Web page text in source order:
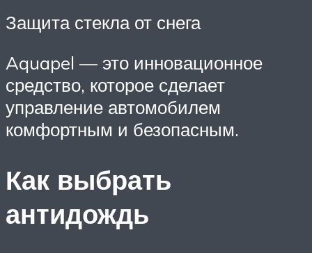
Защита стекла от снега
Aquapel — это инновационное
средство, которое сделает
управление автомобилем
комфортным и безопасным.
Как выбрать
антидождь